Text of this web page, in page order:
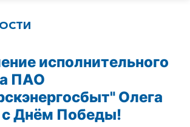
исполнительного
ПАО
Олега
с Днём Победы!